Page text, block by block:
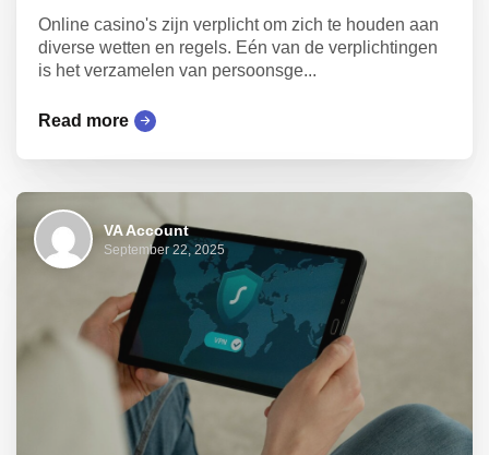
Online casino's zijn verplicht om zich te houden aan
diverse wetten en regels. Eén van de verplichtingen
is het verzamelen van persoonsge...
Read more
VA Account
September 22, 2025